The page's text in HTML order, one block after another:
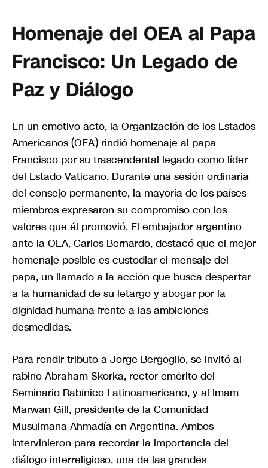
Homenaje del OEA al Papa
Francisco: Un Legado de
Paz y Diálogo
En un emotivo acto, la Organización de los Estados
Americanos (OEA) rindió homenaje al papa
Francisco por su trascendental legado como líder
del Estado Vaticano. Durante una sesión ordinaria
del consejo permanente, la mayoría de los países
miembros expresaron su compromiso con los
valores que él promovió. El embajador argentino
ante la OEA, Carlos Bernardo, destacó que el mejor
homenaje posible es custodiar el mensaje del
papa, un llamado a la acción que busca despertar
a la humanidad de su letargo y abogar por la
dignidad humana frente a las ambiciones
desmedidas.
Para rendir tributo a Jorge Bergoglio, se invitó al
rabino Abraham Skorka, rector emérito del
Seminario Rabínico Latinoamericano, y al Imam
Marwan Gill, presidente de la Comunidad
Musulmana Ahmadía en Argentina. Ambos
intervinieron para recordar la importancia del
diálogo interreligioso, una de las grandes